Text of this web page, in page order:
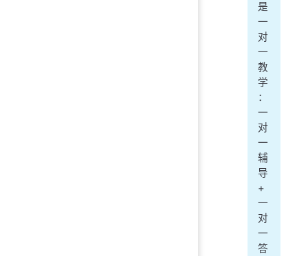
是
一
对
一
教
学
：
一
对
一
辅
导
+
一
对
一
答